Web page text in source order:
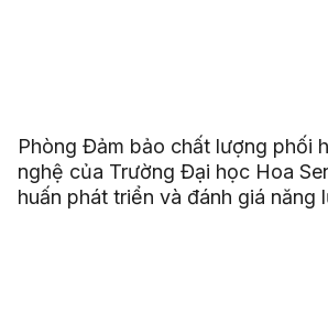
Phòng Đảm bảo chất lượng phối
nghệ của Trường Đại học Hoa
huấn phát triển và đánh giá năng